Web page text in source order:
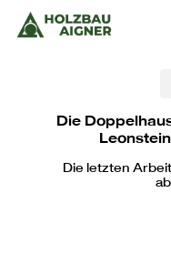
main
Die
Die letzten